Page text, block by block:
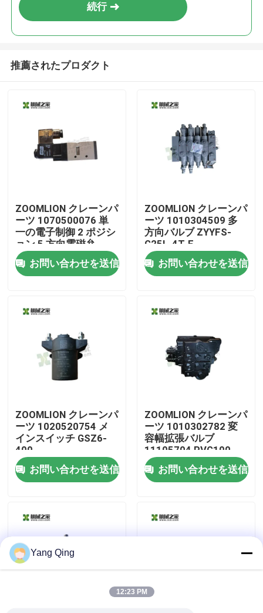
家
プロダクト
私達について
工場旅行
品質管理
私達に連絡しなさい
使用されたトラック クレーン
中古トラッククレーン
続行
推薦されたプロダクト
ZOOMLION クレーンパ
ーツ 1070500076 単
一の電子制御 2 ポジシ
ョン 5 方向電磁弁
VF3330-06 24V
お問い合わせを送信
ZOOMLION クレーンパ
ーツ 1010304509 多
方向バルブ ZYYFS-
G25L-4T-F
お問い合わせを送信
ZOOMLION クレーンパ
ーツ 1020520754 メ
インスイッチ GSZ6-
400
お問い合わせを送信
ZOOMLION クレーンパ
ーツ 1010302782 変
容幅拡張バルブ
11105704 PVG100
お問い合わせを送信
Yang Qing
12:23 PM